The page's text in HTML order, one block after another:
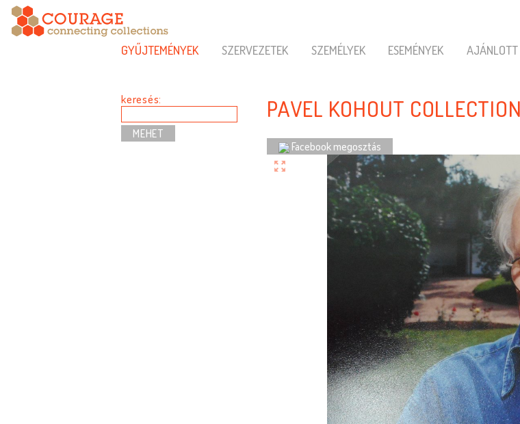
GYŰJTEMÉNYEK SZERVEZETEK SZEMÉLYEK ESEMÉNYEK AJÁNLOTT
keresés: PAVEL KOHOUT
Facebook megosztás